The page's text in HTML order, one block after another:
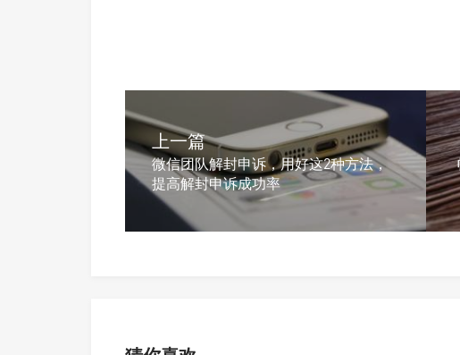
上一篇
微信团队解封申诉，用好这2种方法，
提高解封申诉成功率